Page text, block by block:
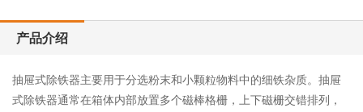
产品介绍
抽屉式除铁器主要用于分选粉末和小颗粒物料中的细铁杂质。 抽屉
式除铁器通常在箱体内部放置多个磁棒格栅，上下磁栅交错排列，